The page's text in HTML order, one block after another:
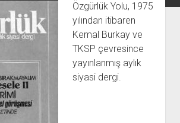
E-ARŞİV
açılır
menüyü
aç
TKP ARŞİV FONU
TSİP ARŞİV FONU
TBKP ARŞİV FONU
HAREKETLERİ ARŞİV FONU
KÜTÜPHANE
açılır
menüyü
aç
TİP KİTAPLIĞI
TSİP KİTAPLIĞI
TBKP KİTAPLIĞI
SÜRELİ YAYINLAR
GÖRSEL-İŞİTSEL
BAŞVURULAR
Özgürlük Yolu, 1975
yılından itibaren
Kemal Burkay ve
TKSP çevresince
yayınlanmış aylık
siyasi dergi.